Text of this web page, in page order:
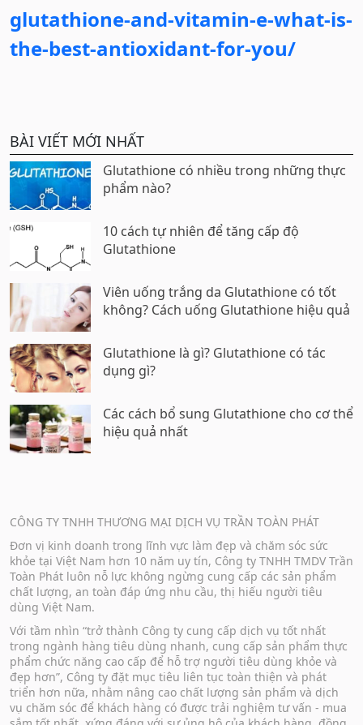
glutathione-and-vitamin-e-what-is-
the-best-antioxidant-for-you/
BÀI VIẾT MỚI NHẤT
Glutathione có nhiều trong những thực
phẩm nào?
10 cách tự nhiên để tăng cấp độ
Glutathione
Viên uống trắng da Glutathione có tốt
không? Cách uống Glutathione hiệu quả
Glutathione là gì? Glutathione có tác
dụng gì?
Các cách bổ sung Glutathione cho cơ thể
hiệu quả nhất
CÔNG TY TNHH THƯƠNG MẠI DỊCH VỤ TRẦN TOÀN PHÁT
Đơn vị kinh doanh trong lĩnh vực làm đẹp và chăm sóc sức
khỏe tại Việt Nam hơn 10 năm uy tín, Công ty TNHH TMDV Trần
Toàn Phát luôn nỗ lực không ngừng cung cấp các sản phẩm
chất lượng, an toàn đáp ứng nhu cầu, thị hiếu người tiêu
dùng Việt Nam.
Với tầm nhìn “trở thành Công ty cung cấp dịch vụ tốt nhất
trong ngành hàng tiêu dùng nhanh, cung cấp sản phẩm thực
phẩm chức năng cao cấp để hỗ trợ người tiêu dùng khỏe và
đẹp hơn”, Công ty đặt mục tiêu liên tục toàn thiện và phát
triển hơn nữa, nhằm nâng cao chất lượng sản phẩm và dịch
vụ chăm sóc để khách hàng có được trải nghiệm tư vấn - mua